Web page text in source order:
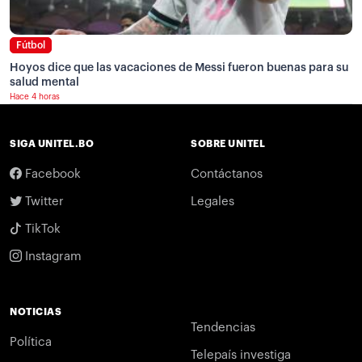
Fútbol
Hoyos dice que las vacaciones de Messi fueron buenas para su
salud mental
Hace 4 horas
SIGA UNITEL.BO
Facebook
Twitter
TikTok
Instagram
SOBRE UNITEL
Contáctanos
Legales
NOTICIAS
Política
Tendencias
Telepaís investiga